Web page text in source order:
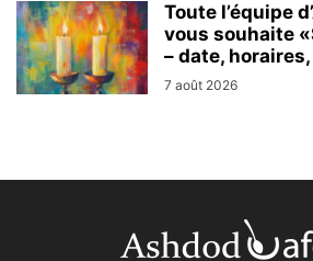
Toute l’équipe
vous souhaite
– date,
7 août 2026